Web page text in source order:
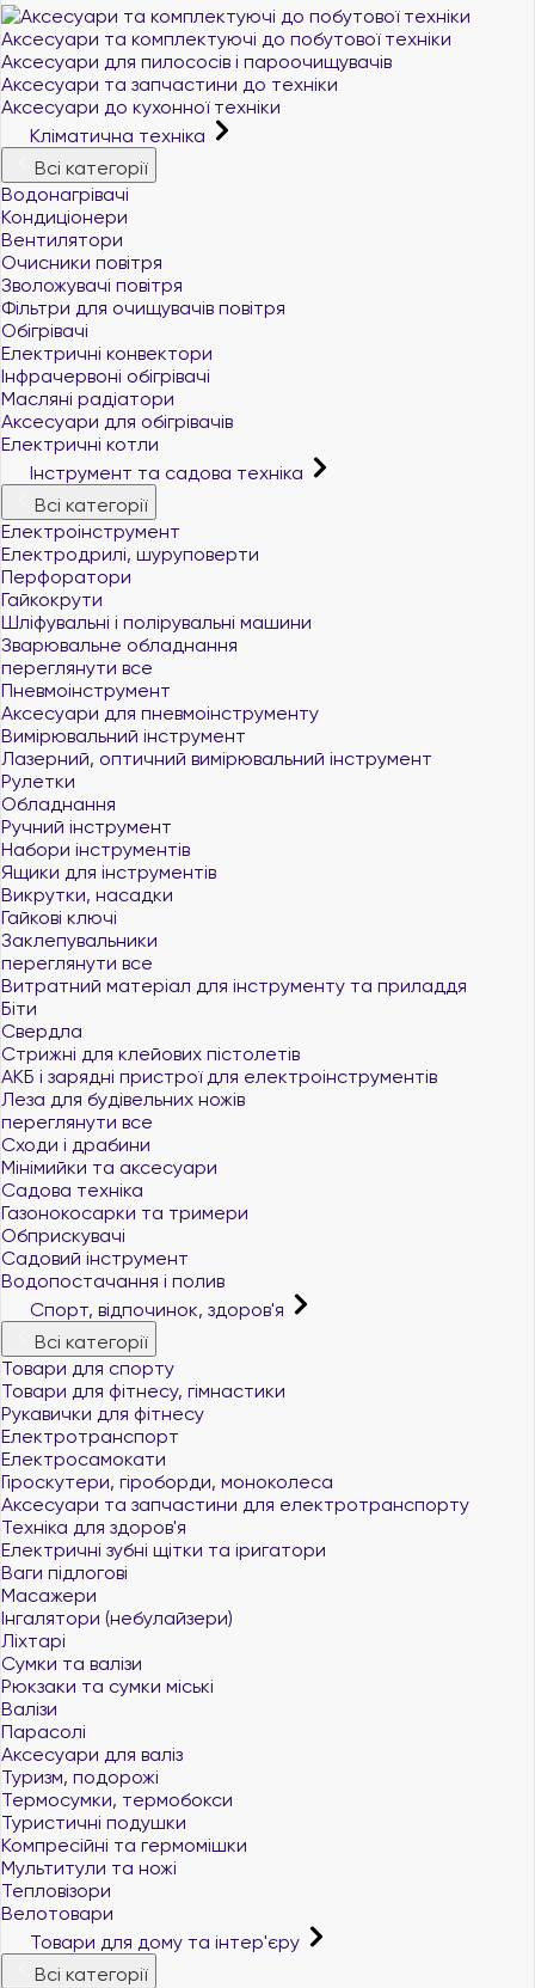
Аксесуари та комплектуючі до побутової техніки
Аксесуари для пилососів і пароочищувачів
Аксесуари та запчастини до техніки
Аксесуари до кухонної техніки
Кліматична техніка
Всі категорії
Водонагрівачі
Кондиціонери
Вентилятори
Очисники повітря
Зволожувачі повітря
Фільтри для очищувачів повітря
Обігрівачі
Електричні конвектори
Інфрачервоні обігрівачі
Масляні радіатори
Аксесуари для обігрівачів
Електричні котли
Інструмент та садова техніка
Всі категорії
Електроінструмент
Електродрилі, шуруповерти
Перфоратори
Гайкокрути
Шліфувальні і полірувальні машини
Зварювальне обладнання
переглянути все
Пневмоінструмент
Аксесуари для пневмоінструменту
Вимірювальний інструмент
Лазерний, оптичний вимірювальний інструмент
Рулетки
Обладнання
Ручний інструмент
Набори інструментів
Ящики для інструментів
Викрутки, насадки
Гайкові ключі
Заклепувальники
переглянути все
Витратний матеріал для інструменту та приладдя
Біти
Свердла
Стрижні для клейових пістолетів
АКБ і зарядні пристрої для електроінструментів
Леза для будівельних ножів
переглянути все
Сходи і драбини
Мінімийки та аксесуари
Садова техніка
Газонокосарки та тримери
Обприскувачі
Садовий інструмент
Водопостачання і полив
Спорт, відпочинок, здоров'я
Всі категорії
Товари для спорту
Товари для фітнесу, гімнастики
Рукавички для фітнесу
Електротранспорт
Електросамокати
Гіроскутери, гіроборди, моноколеса
Аксесуари та запчастини для електротранспорту
Техніка для здоров'я
Електричні зубні щітки та іригатори
Ваги підлогові
Масажери
Інгалятори (небулайзери)
Ліхтарі
Сумки та валізи
Рюкзаки та сумки міські
Валізи
Парасолі
Аксесуари для валіз
Туризм, подорожі
Термосумки, термобокси
Туристичні подушки
Компресійні та гермомішки
Мультитули та ножі
Тепловізори
Велотовари
Товари для дому та інтер'єру
Всі категорії